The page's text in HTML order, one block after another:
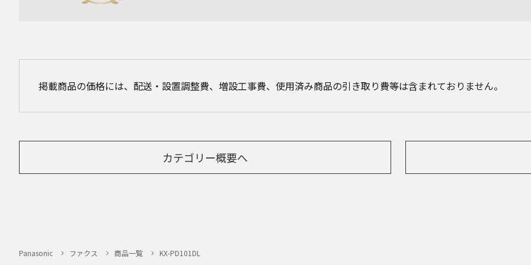
掲載商品の価格には、配送・設置調整費、増設工事費、使用済み商品の引き取り費等は含まれておりません。
カテゴリー概要へ
Panasonic ファクス 商品一覧 KX-PD101DL